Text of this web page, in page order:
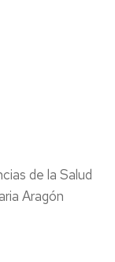
de la Salud
Aragón